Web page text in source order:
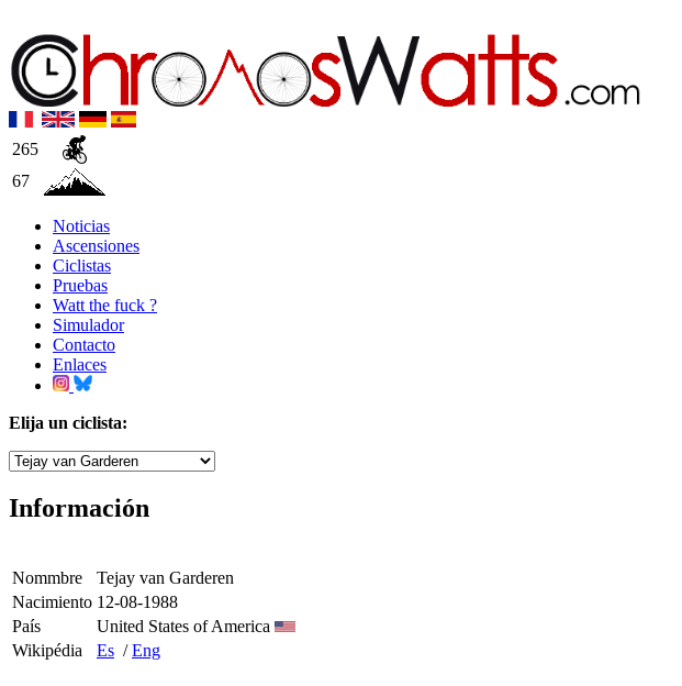
265
67
Noticias
Ascensiones
Ciclistas
Pruebas
Watt the fuck ?
Simulador
Contacto
Enlaces
Elija un ciclista:
Información
Nommbre
Tejay van Garderen
Nacimiento 12-08-1988
País
United States of America
Wikipédia
Es /Eng